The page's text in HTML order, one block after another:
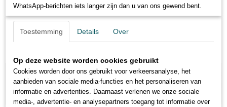
Helaas bevinden er zich in deze categorie nog geen producten.
Probeert u het later nog eens!
WhatsApp-berichten iets langer zijn dan u van ons gewend bent.
Toestemming Details Over
Op deze website worden cookies gebruikt
Cookies worden door ons gebruikt voor verkeersanalyse, het
aanbieden van sociale media-functies en het personaliseren van
informatie en advertenties. Daarnaast verlenen we onze sociale
media-, advertentie- en analysepartners toegang tot informatie over